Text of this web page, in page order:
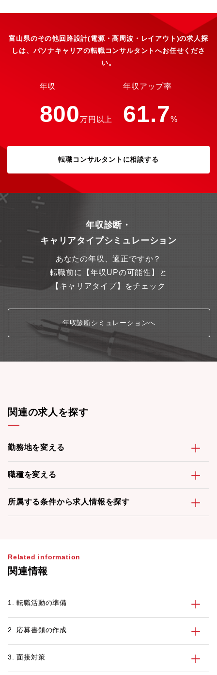
発電所で作られた電気は交流として家庭や工場に送られますが、
家電製品や工作機械などのエレクトロニクス製品は直流ではない
と動きません。日常生活で直接目にすることのない機器ですが、
あらゆる電子制御装置の中で使用されています。例えばこれらの
機器、装置の心臓部として、人々の暮らしを支えています。1）ス
タジアムの表示機、エレベータ、医療機器など身近で目にする電
品をはじめ様々な工場で稼働するロボットおよび制御・測定・検
査装置■業務魅力・勤務先はR&Dセンターという研究開発棟のた
視（IoT技術活用）等、先進的な取組みに関われますので、最新の
専門的知識をつけていただけます。・当社は多品種変量生産を強
富山県のその他回路設計(電源・高周波・レイアウト)の求人探
しは、パソナキャリアの転職コンサルタントへお任せくださ
い。
年収
800万円以上
年収アップ率
61.7%
転職コンサルタントに相談する
年収診断・
キャリアタイプシミュレーション
あなたの年収、適正ですか？
転職前に【年収UPの可能性】と
【キャリアタイプ】をチェック
年収診断シミュレーションへ
関連の求人を探す
勤務地を変える
職種を変える
所属する条件から求人情報を探す
Related information
関連情報
1. 転職活動の準備
2. 応募書類の作成
3. 面接対策